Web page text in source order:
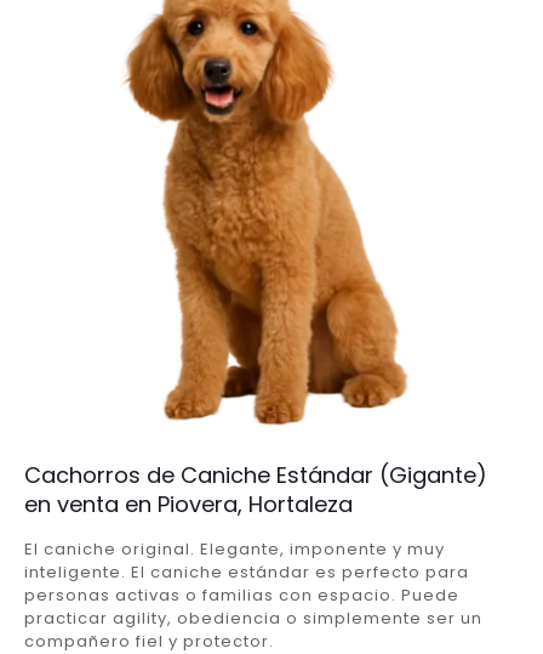
Cachorros de Caniche Estándar (Gigante)
en venta en Piovera, Hortaleza
El caniche original. Elegante, imponente y muy
inteligente. El caniche estándar es perfecto para
personas activas o familias con espacio. Puede
practicar agility, obediencia o simplemente ser un
compañero fiel y protector.